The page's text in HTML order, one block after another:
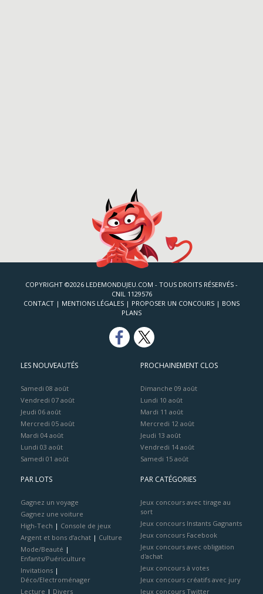
COPYRIGHT ©2026 LEDEMONDUJEU.COM - TOUS DROITS RÉSERVÉS -
CNIL 1129576
CONTACT | MENTIONS LÉGALES | PROPOSER UN CONCOURS | BONS
PLANS
LES NOUVEAUTÉS
Samedi 08 août
Vendredi 07 août
Jeudi 06 août
Mercredi 05 août
Mardi 04 août
Lundi 03 août
Samedi 01 août
PROCHAINEMENT CLOS
Dimanche 09 août
Lundi 10 août
Mardi 11 août
Mercredi 12 août
Jeudi 13 août
Vendredi 14 août
Samedi 15 août
PAR LOTS
Gagnez un voyage
Gagnez une voiture
High-Tech | Console de jeux
Argent et bons d’achat | Culture
Mode/Beauté |
Enfants/Puériculture
Invitations |
Déco/Electroménager
Lecture | Divers
PAR CATÉGORIES
Jeux concours avec tirage au
sort
Jeux concours Instants Gagnants
Jeux concours Facebook
Jeux concours avec obligation
d'achat
Jeux concours à votes
Jeux concours créatifs avec jury
Jeux concours Twitter